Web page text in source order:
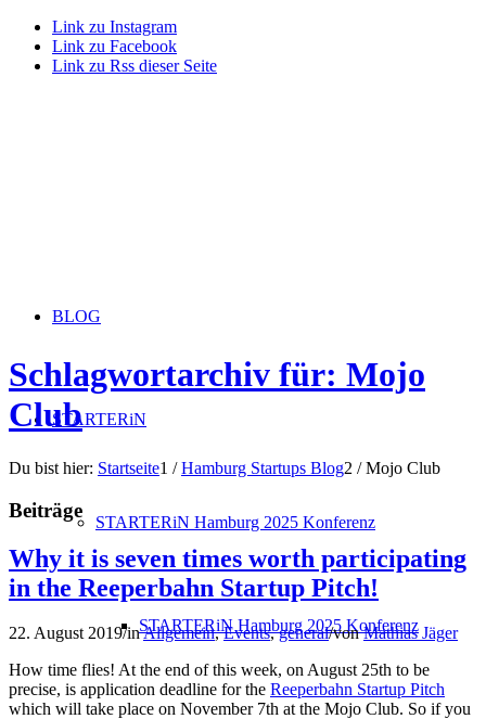
Link zu Instagram
Link zu Facebook
Link zu Rss dieser Seite
BLOG
STARTERiN
STARTERiN Hamburg 2025 Konferenz
STARTERiN Hamburg 2025 Konferenz
Schlagwortarchiv für: Mojo
Club
Du bist hier: Startseite1 / Hamburg Startups Blog2 / Mojo Club
Beiträge
Why it is seven times worth participating
in the Reeperbahn Startup Pitch!
22. August 2019/inAllgemein,Events,general/vonMathias Jäger
How time flies! At the end of this week, on August 25th to be
precise, is application deadline for the Reeperbahn Startup Pitch
which will take place on November 7th at the Mojo Club. So if you